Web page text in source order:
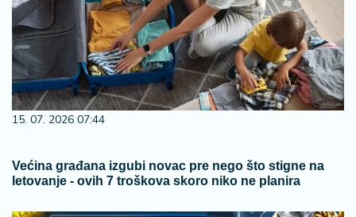
15. 07. 2026 07:44
Većina građana izgubi novac pre nego što stigne na
letovanje - ovih 7 troškova skoro niko ne planira